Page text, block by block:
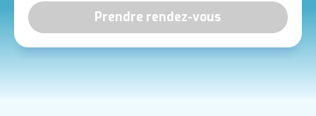
Prendre rendez-vous